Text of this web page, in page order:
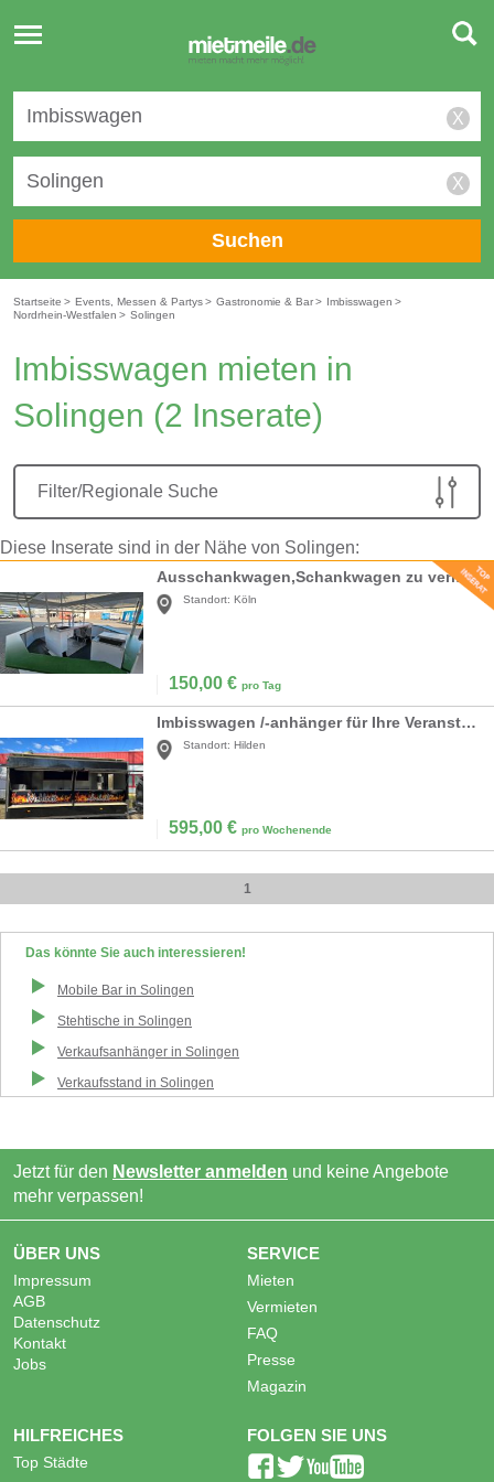
Toggle
navigation
X
X
Suchen
Startseite > Events, Messen & Partys> Gastronomie & Bar> Imbisswagen >
Nordrhein-Westfalen > Solingen
Imbisswagen mieten in
Solingen (2 Inserate)
Filter/Regionale Suche
Diese Inserate sind in der Nähe von Solingen:
Ausschankwagen,Schankwagen zu vermieten
Standort: Köln
150,00 € pro Tag
Imbisswagen /-anhänger für Ihre Veranstaltung zu vermieten mieten
Standort: Hilden
595,00 € pro Wochenende
1
Das könnte Sie auch interessieren!
Mobile Bar in Solingen
Stehtische in Solingen
Verkaufsanhänger in Solingen
Verkaufsstand in Solingen
Jetzt für den Newsletter anmelden und keine Angebote
mehr verpassen!
ÜBER UNS
Impressum
AGB
Datenschutz
Kontakt
Jobs
SERVICE
Mieten
Vermieten
FAQ
Presse
Magazin
HILFREICHES
Top Städte
FOLGEN SIE UNS